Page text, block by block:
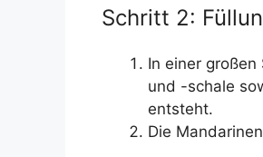
Schritt 2:
In einer großen
und -schale
entsteht.
Die